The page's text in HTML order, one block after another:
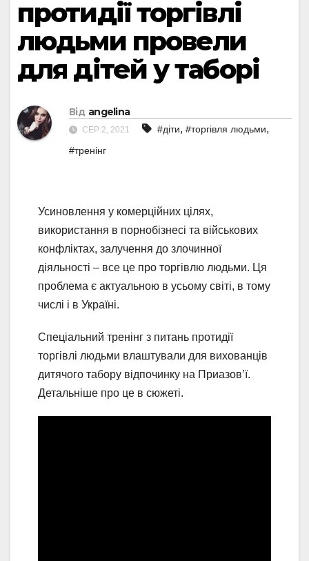
протидії торгівлі
людьми провели
для дітей у таборі
Від angelina
СЕР 2, 2021 #діти, #торгівля людьми,
#тренінг
Усиновлення у комерційних цілях,
використання в порнобізнесі та військових
конфліктах, залучення до злочинної
діяльності – все це про торгівлю людьми. Ця
проблема є актуальною в усьому світі, в тому
числі і в Україні.
Спеціальний тренінг з питань протидії
торгівлі людьми влаштували для вихованців
дитячого табору відпочинку на Приазов’ї.
Детальніше про це в сюжеті.